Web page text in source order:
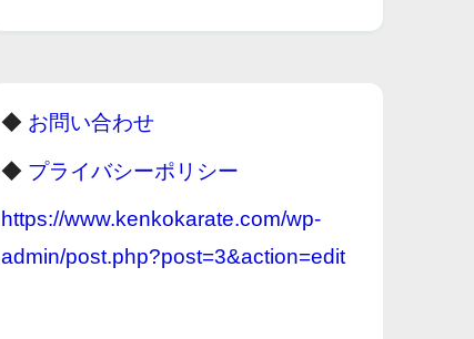
◆ お問い合わせ
◆ プライバシーポリシー
https://www.kenkokarate.com/wp-
admin/post.php?post=3&action=edit